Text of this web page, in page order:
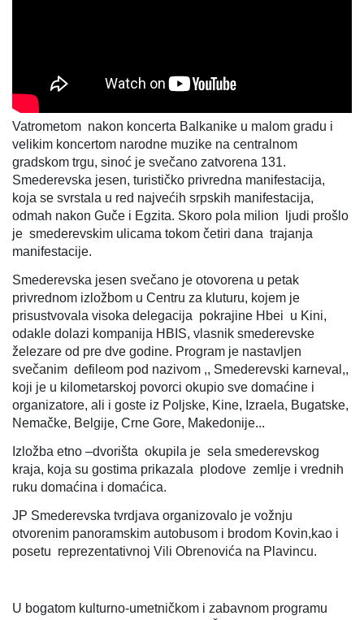
Vatrometom nakon koncerta Balkanike u malom gradu i
velikim koncertom narodne muzike na centralnom
gradskom trgu, sinoć je svečano zatvorena 131.
Smederevska jesen, turističko privredna manifestacija,
koja se svrstala u red najvećih srpskih manifestacija,
odmah nakon Guče i Egzita. Skoro pola milion ljudi prošlo
je smederevskim ulicama tokom četiri dana trajanja
manifestacije.
Smederevska jesen svečano je otovorena u petak
privrednom izložbom u Centru za kluturu, kojem je
prisustvovala visoka delegacija pokrajine Hbei u Kini,
odakle dolazi kompanija HBIS, vlasnik smederevske
železare od pre dve godine. Program je nastavljen
svečanim defileom pod nazivom ,, Smederevski karneval,,
koji je u kilometarskoj povorci okupio sve domaćine i
organizatore, ali i goste iz Poljske, Kine, Izraela, Bugatske,
Nemačke, Belgije, Crne Gore, Makedonije...
Izložba etno –dvorišta okupila je sela smederevskog
kraja, koja su gostima prikazala plodove zemlje i vrednih
ruku domaćina i domaćica.
JP Smederevska tvrdjava organizovalo je vožnju
otvorenim panoramskim autobusom i brodom Kovin,kao i
posetu reprezentativnoj Vili Obrenovića na Plavincu.
U bogatom kulturno-umetničkom i zabavnom programu